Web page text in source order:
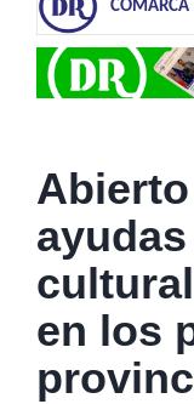
COMARCA
en los